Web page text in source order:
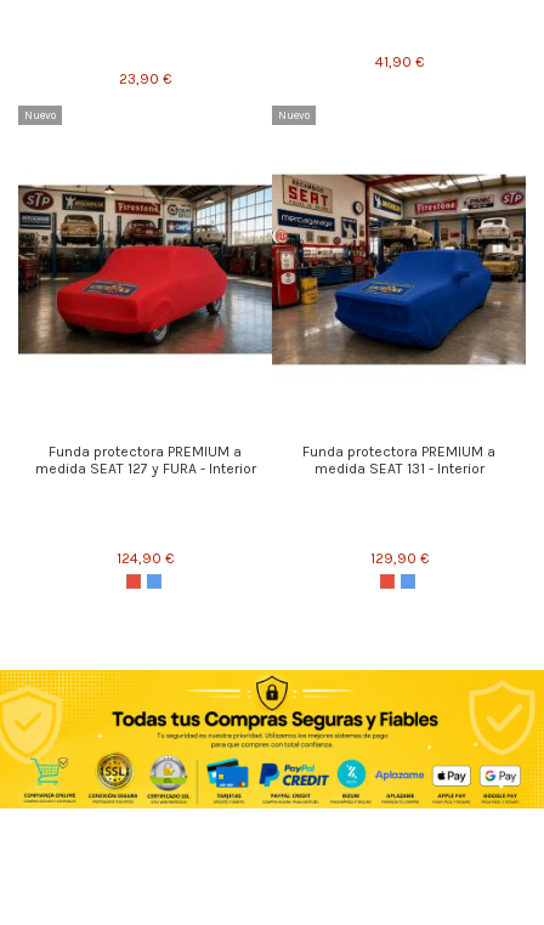
23,90 €
41,90 €
Nuevo
Funda protectora PREMIUM a
medida SEAT 127 y FURA - Interior
124,90 €
Nuevo
Funda protectora PREMIUM a
medida SEAT 131 - Interior
129,90 €